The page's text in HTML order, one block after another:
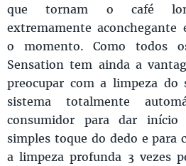
que tornam o café
extremamente aconchegante
o momento. Como todos
Sensation tem ainda a
preocupar com a limpeza do
sistema totalmente
consumidor para dar
simples toque do dedo e para
a limpeza profunda 3 vezes